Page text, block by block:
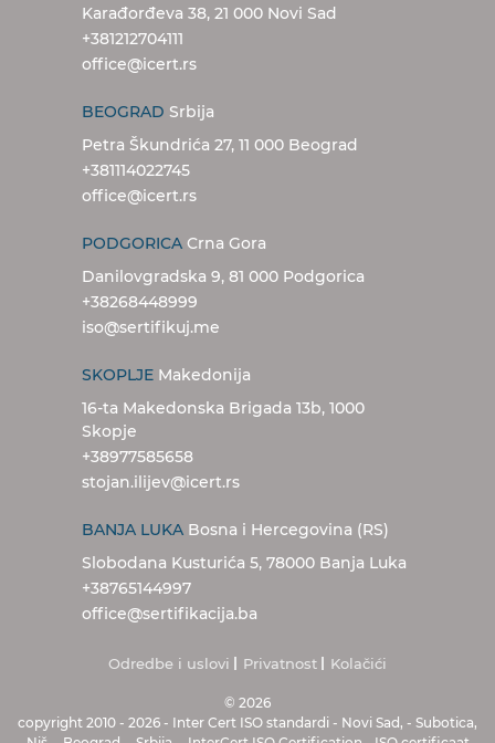
Karađorđeva 38, 21 000 Novi Sad
+381212704111
office@icert.rs
BEOGRAD Srbija
Petra Škundrića 27, 11 000 Beograd
+381114022745
office@icert.rs
PODGORICA Crna Gora
Danilovgradska 9, 81 000 Podgorica
+38268448999
iso@sertifikuj.me
SKOPLJE Makedonija
16-ta Makedonska Brigada 13b, 1000
Skopje
+38977585658
stojan.ilijev@icert.rs
BANJA LUKA Bosna i Hercegovina (RS)
Slobodana Kusturića 5, 78000 Banja Luka
+38765144997
office@sertifikacija.ba
© 2026
copyright 2010 - 2026 - Inter Cert ISO standardi - Novi Sad , - Subotica,
Odredbe i uslovi Privatnost Kolačići